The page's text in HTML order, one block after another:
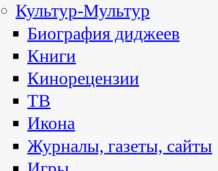
Культур-Мультур
Биография диджеев
Книги
Кинорецензии
ТВ
Икона
Журналы, газеты, сайты